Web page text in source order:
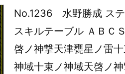
No.1236 水野勝成 ス
スキルテーブル ＡＢＣ
啓ノ神撃天津甕星ノ雷
神域十束ノ神域天啓ノ